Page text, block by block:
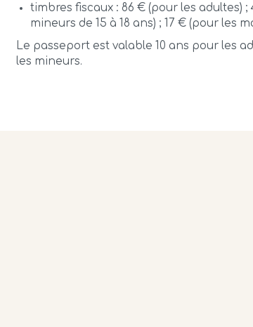
timbres fiscaux : 86 € (pour les adultes) ;
mineurs de 15 à 18 ans) ; 17 € (pour les
Le passeport est valable 10 ans pour les
les mineurs.